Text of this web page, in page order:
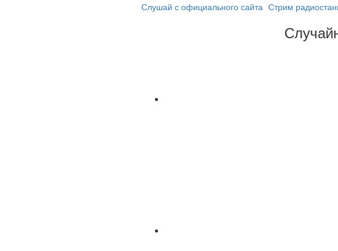
Слушай с официального сайта Стрим